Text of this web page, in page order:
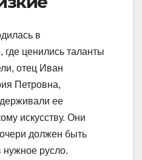
в
где ценились таланты
отец Иван
Петровна,
ее
искусству. Они
должен быть
нужное русло.